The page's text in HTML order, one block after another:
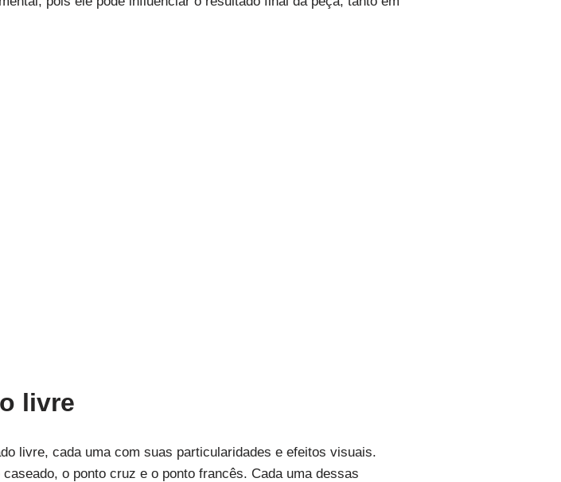
livre
livre, cada uma com suas particularidades e efeitos visuais.
o ponto cruz e o ponto francês. Cada uma dessas